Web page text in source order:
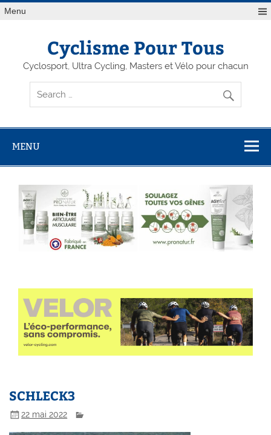
Menu
Cyclisme Pour Tous
Cyclosport, Ultra Cycling, Masters et Vélo pour chacun
MENU
SCHLECK3
22 mai 2022